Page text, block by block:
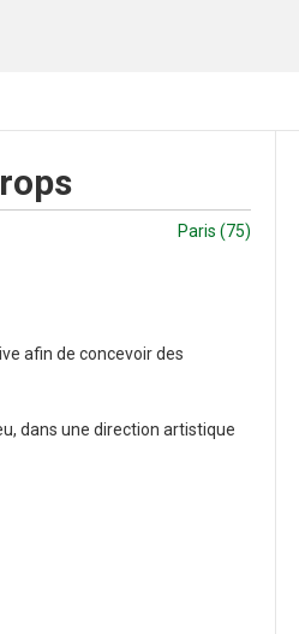
Paris (75)
afin de concevoir des
dans une direction artistique